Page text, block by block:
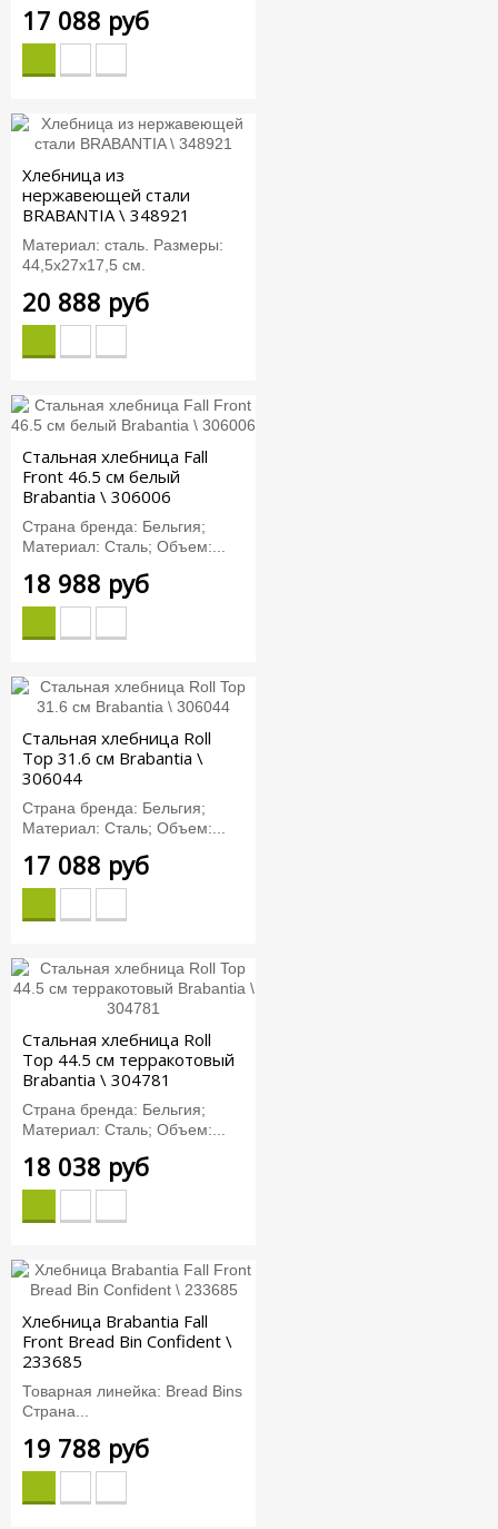
17 088 руб
Хлебница из
нержавеющей стали
BRABANTIA \ 348921
Материал: сталь. Размеры:
44,5х27х17,5 см.
20 888 руб
Стальная хлебница Fall
Front 46.5 см белый
Brabantia \ 306006
Страна бренда: Бельгия;
Материал: Сталь; Объем:...
18 988 руб
Стальная хлебница Roll
Top 31.6 см Brabantia \
306044
Страна бренда: Бельгия;
Материал: Сталь; Объем:...
17 088 руб
Стальная хлебница Roll
Top 44.5 см терракотовый
Brabantia \ 304781
Страна бренда: Бельгия;
Материал: Сталь; Объем:...
18 038 руб
Хлебница Brabantia Fall
Front Bread Bin Confident \
233685
Товарная линейка: Bread Bins
Страна...
19 788 руб